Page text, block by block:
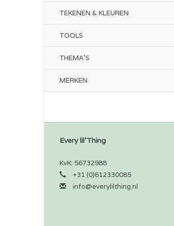
TEKENEN & KLEUREN
TOOLS
THEMA'S
MERKEN
Every lil'Thing
KvK: 56732988
+31 (0)612330085
info@everylilthing.nl